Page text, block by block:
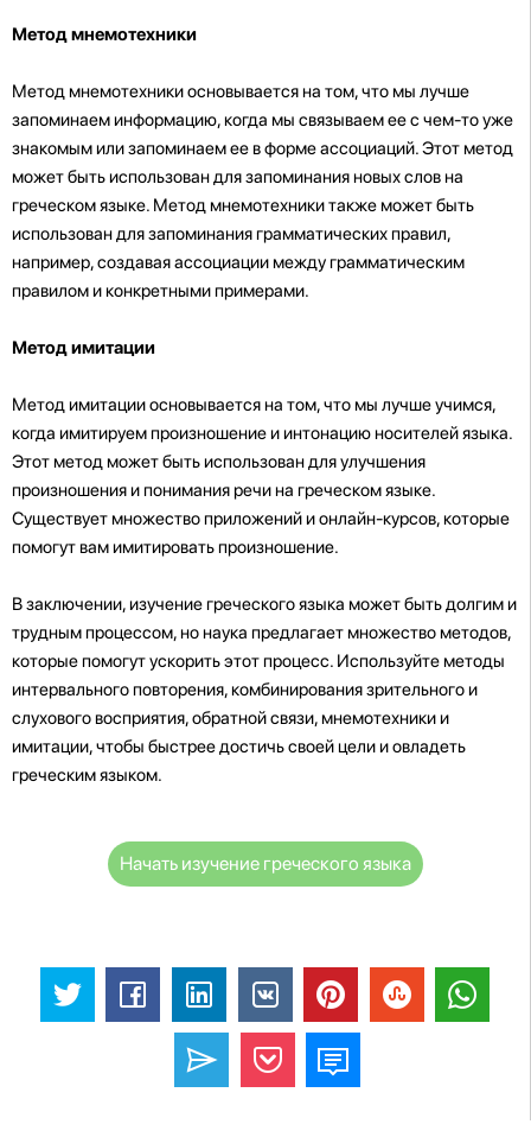
Метод мнемотехники
Метод мнемотехники основывается на том, что мы лучше
запоминаем информацию, когда мы связываем ее с чем-то уже
знакомым или запоминаем ее в форме ассоциаций. Этот метод
может быть использован для запоминания новых слов на
греческом языке. Метод мнемотехники также может быть
использован для запоминания грамматических правил,
например, создавая ассоциации между грамматическим
правилом и конкретными примерами.
Метод имитации
Метод имитации основывается на том, что мы лучше учимся,
когда имитируем произношение и интонацию носителей языка.
Этот метод может быть использован для улучшения
произношения и понимания речи на греческом языке.
Существует множество приложений и онлайн-курсов, которые
помогут вам имитировать произношение.
В заключении, изучение греческого языка может быть долгим и
трудным процессом, но наука предлагает множество методов,
которые помогут ускорить этот процесс. Используйте методы
интервального повторения, комбинирования зрительного и
слухового восприятия, обратной связи, мнемотехники и
имитации, чтобы быстрее достичь своей цели и овладеть
греческим языком.
Начать изучение греческого языка